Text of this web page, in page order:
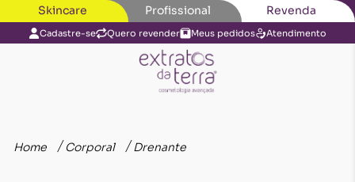
Skincare Profissional Revenda
Cadastre-se Quero revender Meus pedidos Atendimento
Home Corporal Drenante